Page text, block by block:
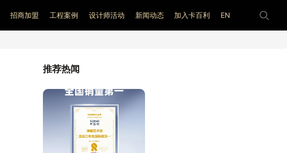
招商加盟 工程案例 设计师活动 新闻动态 加入卡百利 EN
推荐热闻